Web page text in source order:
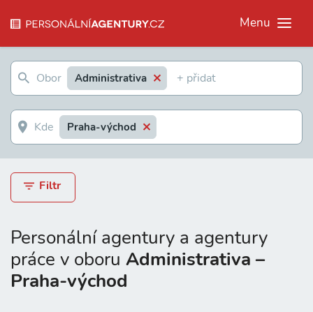
Menu
Administrativa
Praha-východ
Filtr
Personální agentury a agentury
práce v oboru Administrativa –
Praha-východ